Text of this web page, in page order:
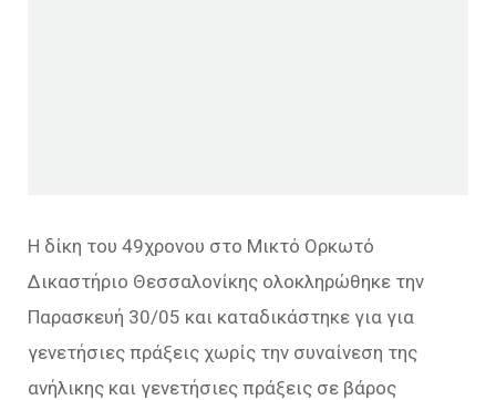
Η δίκη του 49χρονου στο Μικτό Ορκωτό
Δικαστήριο Θεσσαλονίκης ολοκληρώθηκε την
Παρασκευή 30/05 και καταδικάστηκε για για
γενετήσιες πράξεις χωρίς την συναίνεση της
ανήλικης και γενετήσιες πράξεις σε βάρος